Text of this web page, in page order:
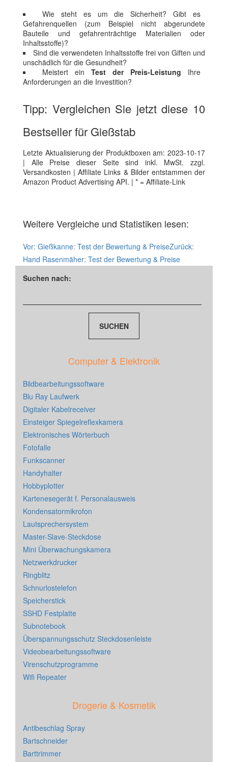
Wie steht es um die Sicherheit? Gibt es
Gefahrenquellen (zum Beispiel nicht abgerundete
Bauteile und gefahrenträchtige Materialien oder
Inhaltsstoffe)?
Sind die verwendeten Inhaltsstoffe frei von Giften und
unschädlich für die Gesundheit?
Meistert ein Test der Preis-Leistung Ihre
Anforderungen an die Investition?
Tipp: Vergleichen Sie jetzt diese 10
Bestseller für Gießstab
Letzte Aktualisierung der Produktboxen am: 2023-10-17
| Alle Preise dieser Seite sind inkl. MwSt. zzgl.
Versandkosten | Affiliate Links & Bilder entstammen der
Amazon Product Advertising API. | * = Affiliate-Link
Weitere Vergleiche und Statistiken lesen:
Vor: Gießkanne: Test der Bewertung & PreiseZurück:
Hand Rasenmäher: Test der Bewertung & Preise
Suchen nach:
Computer & Elektronik
Bildbearbeitungssoftware
Blu Ray Laufwerk
Digitaler Kabelreceiver
Einsteiger Spiegelreflexkamera
Elektronisches Wörterbuch
Fotofalle
Funkscanner
Handyhalter
Hobbyplotter
Kartenesegerät f. Personalausweis
Kondensatormikrofon
Lautsprechersystem
Master-Slave-Steckdose
Mini Überwachungskamera
Netzwerkdrucker
Ringblitz
Schnurlostelefon
Speicherstick
SSHD Festplatte
Subnotebook
Überspannungsschutz Steckdosenleiste
Videobearbeitungssoftware
Virenschutzprogramme
Wifi Repeater
Drogerie & Kosmetik
Antibeschlag Spray
Bartschneider
Barttrimmer